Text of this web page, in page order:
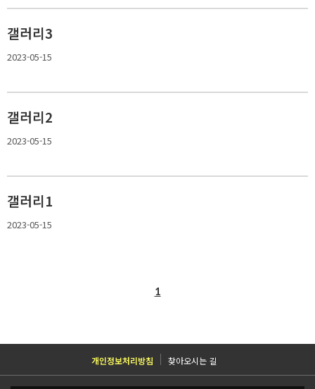
갤러리3
2023-05-15
갤러리2
2023-05-15
갤러리1
2023-05-15
1
개인정보처리방침 찾아오시는 길